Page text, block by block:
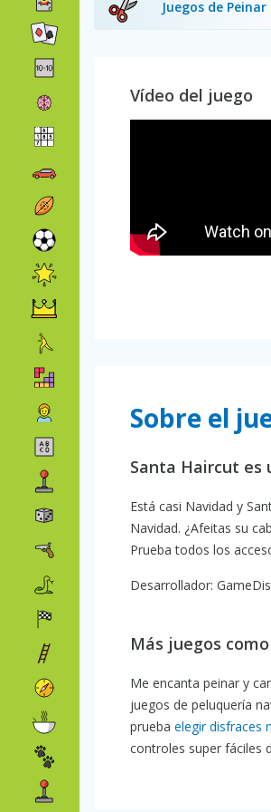
Juegos de Peinar
Vídeo del juego
Sobre el
Santa Haircut es
Está casi Navidad y
Navidad. ¿Afeitas su
Prueba todos los
Desarrollador:
Más juegos
Me encanta peinar y
juegos de peluquería
prueba elegir disfraces
controles super fáciles